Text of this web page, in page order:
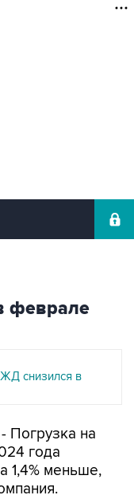
феврале
снизился в
Погрузка на
года
1,4% меньше,